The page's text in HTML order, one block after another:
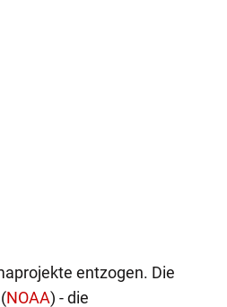
entzogen. Die
NOAA) - die